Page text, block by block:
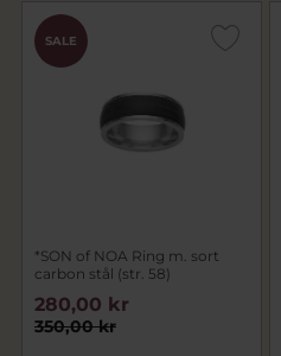
SALE
*SON of NOA Ring m. sort
carbon stål (str. 58)
350,00 kr
280,00 kr